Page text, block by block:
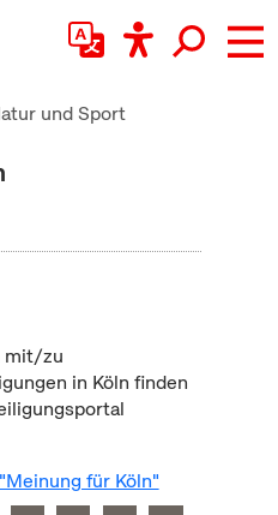
und Sport
mit/zu
in Köln finden
für Köln"